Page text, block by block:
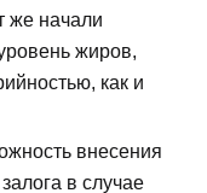
же начали
жиров,
как и
внесения
в случае